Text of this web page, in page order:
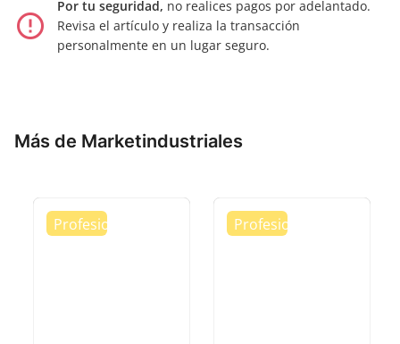
error_outline
Por tu seguridad, no realices pagos por adelantado.
Revisa el artículo y realiza la transacción
personalmente en un lugar seguro.
Más de Marketindustriales